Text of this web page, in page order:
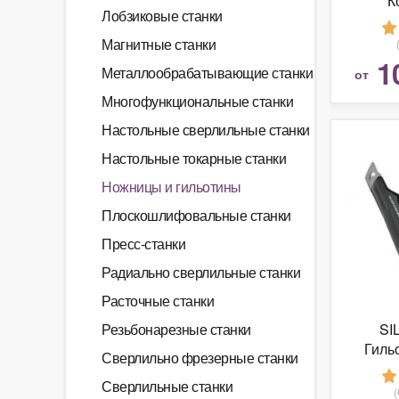
Лобзиковые станки
Магнитные станки
Металлообрабатывающие станки
Многофункциональные станки
Настольные сверлильные станки
Настольные токарные станки
Ножницы и гильотины
Плоскошлифовальные станки
Пресс-станки
Радиально сверлильные станки
Расточные станки
Резьбонарезные станки
Сверлильно фрезерные станки
Сверлильные станки
от